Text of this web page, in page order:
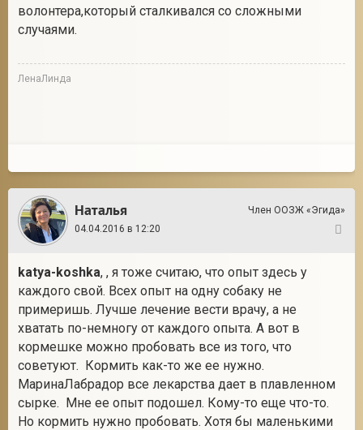
волонтера,который сталкивался со сложными
случаями.
ЛенаЛинда
Наталья
Член ООЗЖ «Эгида»
04.04.2016 в 12:20
katya-koshka, , я тоже считаю, что опыт здесь у
каждого свой. Всех опыт на одну собаку не
примеришь. Лучше лечение вести врачу, а не
хватать по-немногу от каждого опыта. А вот в
кормешке можно пробовать все из того, что
советуют. Кормить как-то же ее нужно.
МаринаЛабрадор все лекарства дает в плавленном
сырке. Мне ее опыт подошел. Кому-то еще что-то.
Но кормить нужно пробовать. Хотя бы маленькими